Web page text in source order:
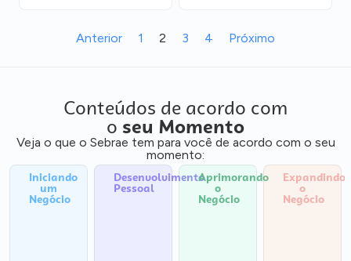
Anterior 1 2 3 4 Próximo
Conteúdos de acordo com
o seu Momento
Veja o que o Sebrae tem para você de acordo com o seu
momento:
Iniciando
um
Negócio
Desenvolvimento
Pessoal
Aprimorando
o
Negócio
Expandindo
o
Negócio